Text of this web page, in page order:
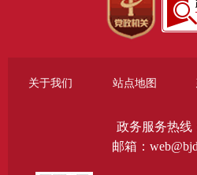
关于我们 站点地图
政务服务热线
邮箱：